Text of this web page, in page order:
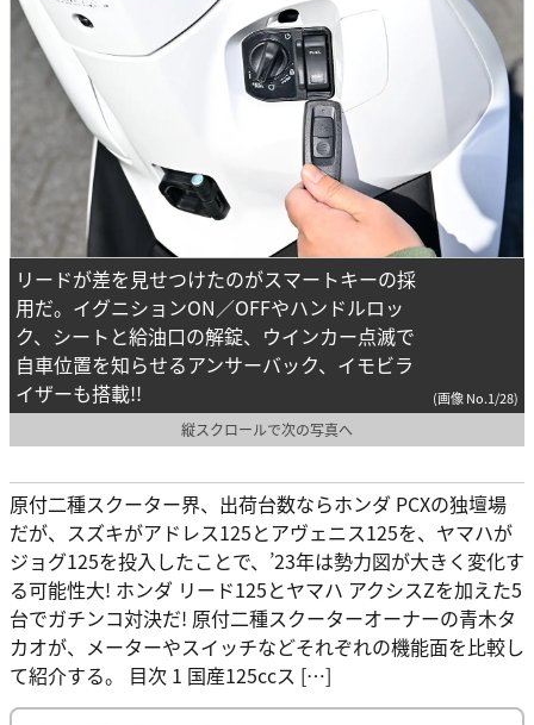
リードが差を見せつけたのがスマートキーの採
用だ。イグニションON／OFFやハンドルロッ
ク、シートと給油口の解錠、ウインカー点滅で
自車位置を知らせるアンサーバック、イモビラ
イザーも搭載!!
(画像 No.1/28)
縦スクロールで次の写真へ
原付二種スクーター界、出荷台数ならホンダ PCXの独壇場
だが、スズキがアドレス125とアヴェニス125を、ヤマハが
ジョグ125を投入したことで、’23年は勢力図が大きく変化す
る可能性大! ホンダ リード125とヤマハ アクシスZを加えた5
台でガチンコ対決だ! 原付二種スクーターオーナーの青木タ
カオが、メーターやスイッチなどそれぞれの機能面を比較し
て紹介する。 目次 1 国産125ccス […]